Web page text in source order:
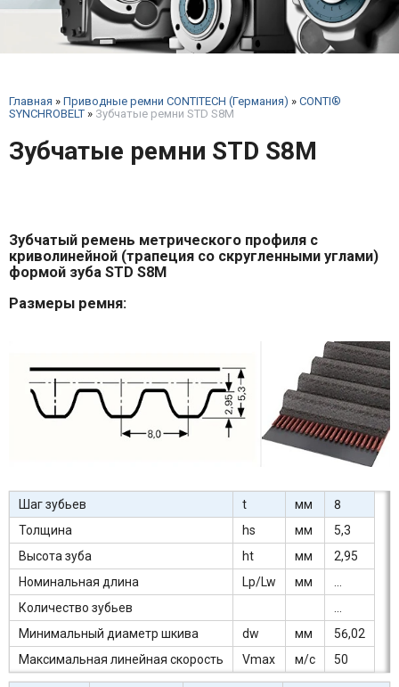
Главная » Приводные ремни CONTITECH (Германия) » CONTI®
SYNCHROBELT » Зубчатые ремни STD S8M
Зубчатые ремни STD S8M
Зубчатый ремень метрического профиля с
криволинейной (трапеция со скругленными углами)
формой зуба STD S8M
Размеры ремня:
Шаг зубьев t мм
8
Толщина
hs мм
5,3
Высота зуба
ht мм
2,95
Номинальная длина
Lp/Lw мм
...
Количество зубьев
...
Минимальный диаметр шкива
dw мм
56,02
Максимальная линейная скорость
Vmax м/c 50